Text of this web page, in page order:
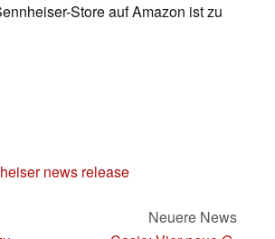
Store auf Amazon ist zu
news release
Neuere News